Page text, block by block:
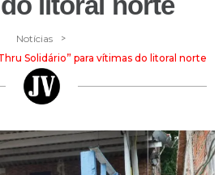
Notícias >
Solidário” para vítimas do litoral norte